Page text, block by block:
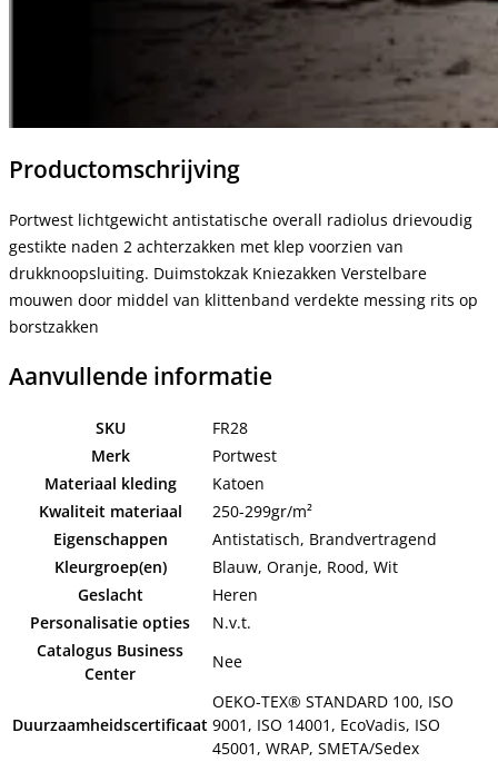
Productomschrijving
Portwest lichtgewicht antistatische overall radiolus drievoudig
gestikte naden 2 achterzakken met klep voorzien van
drukknoopsluiting. Duimstokzak Kniezakken Verstelbare
mouwen door middel van klittenband verdekte messing rits op
borstzakken
Aanvullende informatie
SKU
FR28
Merk
Portwest
Materiaal kleding
Katoen
Kwaliteit materiaal
250-299gr/m²
Eigenschappen
Antistatisch, Brandvertragend
Kleurgroep(en)
Blauw, Oranje, Rood, Wit
Geslacht
Heren
Personalisatie opties
N.v.t.
Catalogus Business
Center
Nee
Duurzaamheidscertificaat
OEKO-TEX® STANDARD 100, ISO
9001, ISO 14001, EcoVadis, ISO
45001, WRAP, SMETA/Sedex